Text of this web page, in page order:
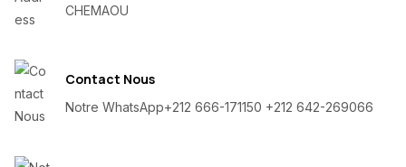
CHEMAOU
Contact Nous
Notre WhatsApp+212 666-171150 +212 642-269066